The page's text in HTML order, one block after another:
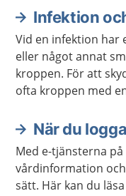
Infektion
Vid en infektion har
eller något annat
kroppen. För att
ofta kroppen med
När du
Med e-tjänsterna
vårdinformation
sätt. Här kan du